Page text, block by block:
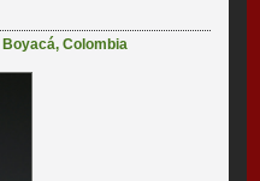
Boyacá,Colombia